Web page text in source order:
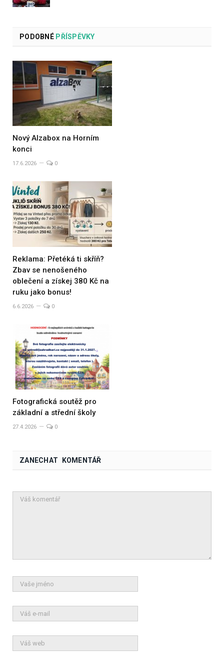
PODOBNÉPŘÍSPĚVKY
Nový Alzabox na Horním
konci
17.6.2026 0
Reklama: Přetéká ti skříň?
Zbav se nenošeného
oblečení a získej 380 Kč na
ruku jako bonus!
6.6.2026 0
Fotografická soutěž pro
základní a střední školy
27.4.2026 0
ZANECHAT KOMENTÁŘ